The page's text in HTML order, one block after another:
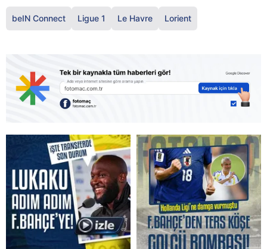
beIN Connect Ligue 1 Le Havre Lorient